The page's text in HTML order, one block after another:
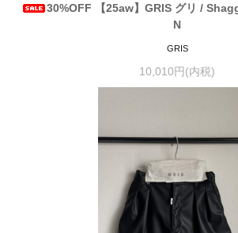
30%OFF 【25aw】GRIS グリ /
N
GRIS
10,010円(内税)